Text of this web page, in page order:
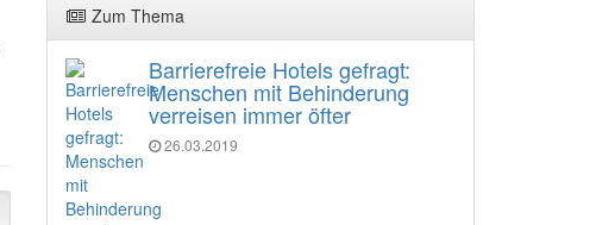
Zum Thema
Barrierefreie Hotels gefragt:
Menschen mit Behinderung
verreisen immer öfter
26.03.2019